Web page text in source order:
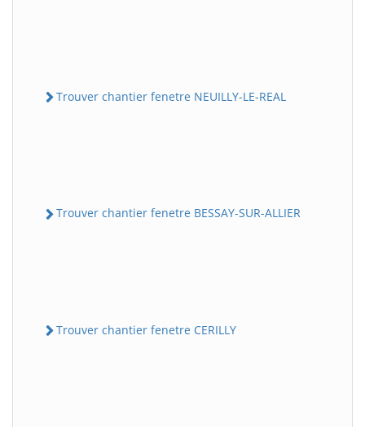
Trouver chantier fenetre NEUILLY-LE-REAL
Trouver chantier fenetre BESSAY-SUR-ALLIER
Trouver chantier fenetre CERILLY